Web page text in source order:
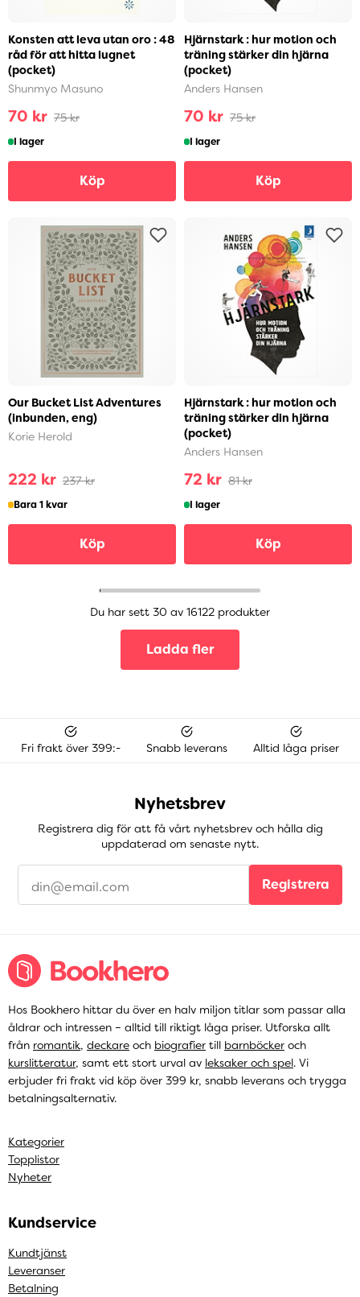
Konsten att leva utan oro : 48
råd för att hitta lugnet
(pocket)
Shunmyo Masuno
70 kr 75 kr
I lager
Köp
Hjärnstark : hur motion och
träning stärker din hjärna
(pocket)
Anders Hansen
70 kr 75 kr
I lager
Köp
Our Bucket List Adventures
(inbunden, eng)
Korie Herold
222 kr 237 kr
Bara 1 kvar
Köp
Hjärnstark : hur motion och
träning stärker din hjärna
(pocket)
Anders Hansen
72 kr 81 kr
I lager
Köp
Du har sett 30 av 16122 produkter
Ladda fler
Fri frakt över 399:- Snabb leverans Alltid låga priser
Nyhetsbrev
Registrera dig för att få vårt nyhetsbrev och hålla dig
uppdaterad om senaste nytt.
Registrera
Hos Bookhero hittar du över en halv miljon titlar som passar alla
åldrar och intressen – alltid till riktigt låga priser. Utforska allt
från romantik, deckare och biografier till barnböcker och
kurslitteratur, samt ett stort urval av leksaker och spel. Vi
erbjuder fri frakt vid köp över 399 kr, snabb leverans och trygga
betalningsalternativ.
Kategorier
Topplistor
Nyheter
Kundservice
Kundtjänst
Leveranser
Betalning